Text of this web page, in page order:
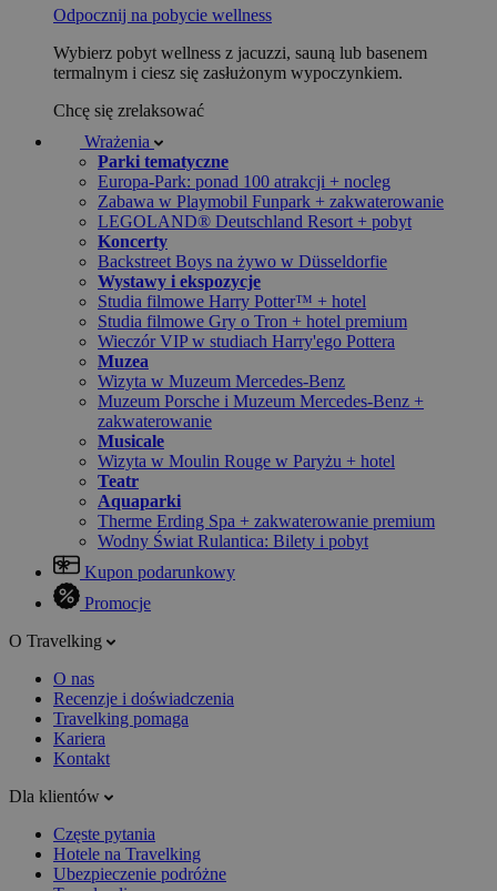
Odpocznij na pobycie wellness
Wybierz pobyt wellness z jacuzzi, sauną lub basenem
termalnym i ciesz się zasłużonym wypoczynkiem.
Chcę się zrelaksować
Wrażenia
Parki tematyczne
Europa-Park: ponad 100 atrakcji + nocleg
Zabawa w Playmobil Funpark + zakwaterowanie
LEGOLAND® Deutschland Resort + pobyt
Koncerty
Backstreet Boys na żywo w Düsseldorfie
Wystawy i ekspozycje
Studia filmowe Harry Potter™ + hotel
Studia filmowe Gry o Tron + hotel premium
Wieczór VIP w studiach Harry'ego Pottera
Muzea
Wizyta w Muzeum Mercedes-Benz
Muzeum Porsche i Muzeum Mercedes-Benz +
zakwaterowanie
Musicale
Wizyta w Moulin Rouge w Paryżu + hotel
Teatr
Aquaparki
Therme Erding Spa + zakwaterowanie premium
Wodny Świat Rulantica: Bilety i pobyt
Kupon podarunkowy
Promocje
O Travelking
O nas
Recenzje i doświadczenia
Travelking pomaga
Kariera
Kontakt
Dla klientów
Częste pytania
Hotele na Travelking
Ubezpieczenie podróżne